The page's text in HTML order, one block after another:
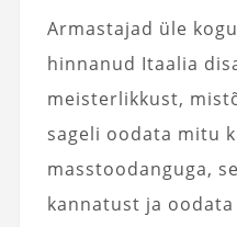
Armastajad üle
hinnanud Itaalia
meisterlikkust,
sageli oodata mitu
masstoodanguga,
kannatust ja